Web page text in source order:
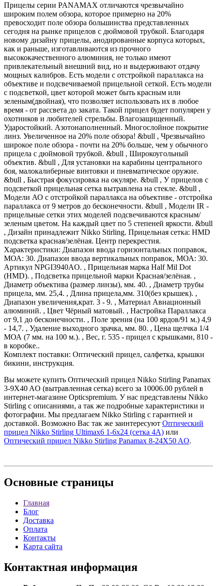
Прицелы серии PANAMAX отличаются чрезвычайно
широким полем обзора, которое примерно на 20%
превосходит поле обзора большинства представленных
сегодня на рынке прицелов с дюймовой трубкой. Благодаря
новому дизайну прицелы, анодированные корпуса которых,
как и раньше, изготавливаются из прочного
высококачественного алюминия, не только имеют
привлекательный внешний вид, но и выдерживают отдачу
мощных калибров. Есть модели с отстройкой параллакса на
объективе и подсвечиваемой прицельной сеткой. Есть модели
с подсветкой, цвет которой может быть красным или
зеленым(двойная), что позволяет использовать их в любое
время - от рассвета до заката. Такой прицел будет популярен у
охотников и любителей стрельбы. Влагозащищенный.
Ударостойкий. Азотонаполненный. Многослойное покрытие
линз. Увеличенное на 20% поле обзора! &bull , Чрезвычайно
широкое поле обзора - почти на 20% больше, чем у обычного
прицела с дюймовой трубкой. &bull , Широкоугольный
объектив. &bull , Для установки на карабины центрального
боя, малокалиберные винтовки и пневматическое оружие.
&bull , Быстрая фокусировка на окуляре. &bull , У прицелов с
подсветкой прицельная сетка вытравлена на стекле. &bull ,
Модели АО с отстройкой параллакса на объективе - отстройка
параллакса от 9 метров до бесконечности. &bull , Модели IR -
прицельные сетки этих моделей подсвечиваются красным/
зеленым цветом. На каждый цвет по 5 степеней яркости. &bull
, Дизайн принадлежит Nikko Stirling. Прицельная сетка: HMD
подсветка красная/зелёная. Центр перекрестия.
Характеристики: Диапазон ввода горизонтальных поправок,
МОА: 30. Диапазон ввода вертикальных поправок, МОА: 30.
Артикул NPGI3940AO. , Прицельная марка Half Mil Dot
(НМD). , Подсветка прицельной марки Красная/зелёная. ,
Диаметр объектива (размер линзы), мм. 40. , Диаметр трубы
прицела, мм. 25,4. , Длина прицела,мм. 310(без крышек). ,
Диапазон увеличения,крат. 3 - 9. , Материал Авиационный
алюминий. , Цвет Чёрный матовый. , Настройка Параллакса
от 9,1 до бесконечности. , Поле зрения (на 100 ярдов/91 м.) 4,9
- 14,7. , Удаление выходного зрачка, мм. 80. , Цена щелчка 1/4
МОА (7 мм. на 100 м.). , Вес, г. 535 - прицел с крышками, 810 -
в коробке..
Комплект поставки: Оптический прицел, салфетка, крышки
бикини, инструкция.
Вы можете купить Оптический прицел Nikko Stirling Panamax
3-9X40 AO (вытравленная сетка) всего за 10006.00 рублей в
интернет-магазине Opticspremium. У нас представлены Nikko
Stirling с описаниями, а так же подробные характеристики и
фотографии. Мы предлагаем Nikko Stirling с гарантией и
доставкой. Возможно Вас так же заинтересуют Оптический
прицел Nikko Stirling Ultimax6 1-6x24 (сетка 4А) или
Оптический прицел Nikko Stirling Panamax 8-24X50 AO.
Основные страницы
Главная
Блог
Доставка
Оплата
Контакты
Карта сайта
Контактная информация